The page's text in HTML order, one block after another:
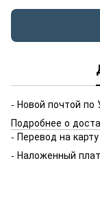
- Новой почтой по
Подробнее о
- Перевод на
- Наложенный